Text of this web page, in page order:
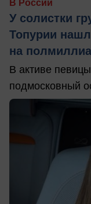
В России
У солистки
Топурии
на
В активе
подмосковный